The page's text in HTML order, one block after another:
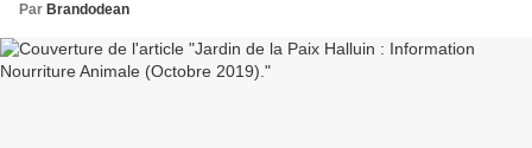
Par Brandodean